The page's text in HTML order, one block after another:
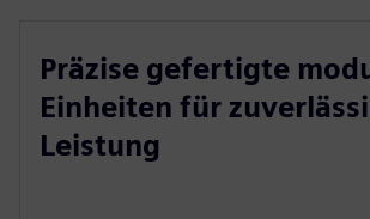
Präzise gefertigte
Einheiten für
Leistung